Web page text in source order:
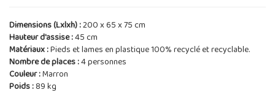
Dimensions (Lxlxh) :200 x 65 x 75 cm
Hauteur d'assise :45 cm
Matériaux :Pieds et lames en plastique 100% recyclé et recyclable.
Nombre de places :4 personnes
Couleur :Marron
Poids :89 kg